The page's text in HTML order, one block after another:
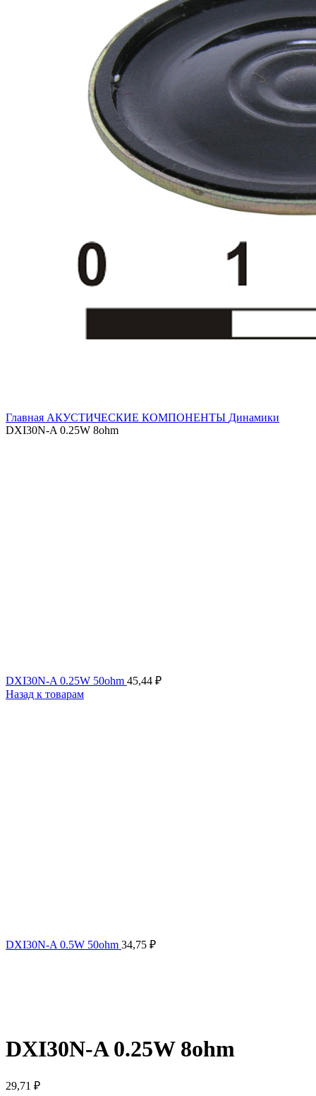
Главная АКУСТИЧЕСКИЕ КОМПОНЕНТЫ Динамики
DXI30N-A 0.25W 8ohm
DXI30N-A 0.25W 50ohm 45,44 ₽
Назад к товарам
DXI30N-A 0.5W 50ohm 34,75 ₽
DXI30N-A 0.25W 8ohm
29,71 ₽